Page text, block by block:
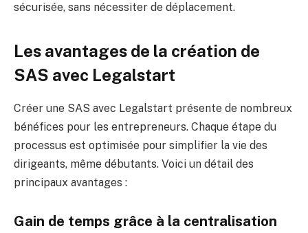
sécurisée, sans nécessiter de déplacement.
Les avantages de la création de
SAS avec Legalstart
Créer une SAS avec Legalstart présente de nombreux
bénéfices pour les entrepreneurs. Chaque étape du
processus est optimisée pour simplifier la vie des
dirigeants, même débutants. Voici un détail des
principaux avantages :
Gain de temps grâce à la centralisation